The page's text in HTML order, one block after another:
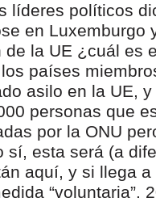
líderes políticos
en Luxemburgo
la UE ¿cuál es
países
asilo en la UE,
personas que
por la ONU
sí, esta será (a
aquí, y si llega a
“voluntaria”.